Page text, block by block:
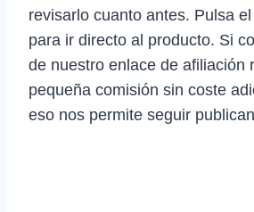
revisarlo cuanto antes. Pulsa
para ir directo al producto. Si
de nuestro enlace de afiliación
pequeña comisión sin coste
eso nos permite seguir